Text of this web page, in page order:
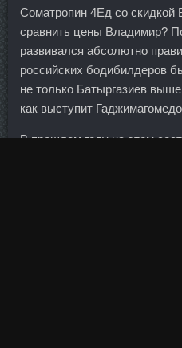
Cоматропин 4Ед со
сравнить цены Владимир?
развивался абсолютно
российских бодибилдеров
не только Батыргазиев
как выступит
В прошлом году на этом